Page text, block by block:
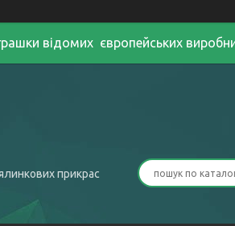
відомих європейських
прикрас